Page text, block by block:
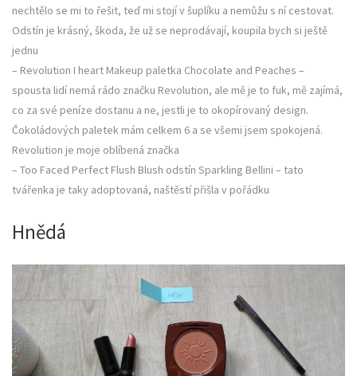
nechtělo se mi to řešit, teď mi stojí v šuplíku a nemůžu s ní cestovat.
Odstín je krásný, škoda, že už se neprodávají, koupila bych si ještě
jednu
– Revolution I heart Makeup paletka Chocolate and Peaches –
spousta lidí nemá rádo značku Revolution, ale mě je to fuk, mě zajímá,
co za své peníze dostanu a ne, jestli je to okopírovaný design.
Čokoládových paletek mám celkem 6 a se všemi jsem spokojená.
Revolution je moje oblíbená značka
– Too Faced Perfect Flush Blush odstín Sparkling Bellini – tato
tvářenka je taky adoptovaná, naštěstí přišla v pořádku
Hnědá